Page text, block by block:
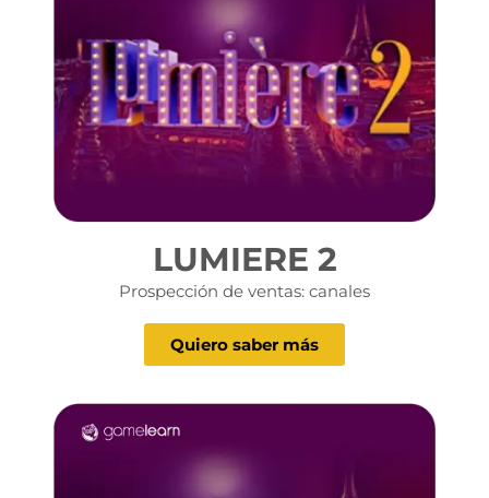
LUMIERE 2
Prospección de ventas: canales
Quiero saber más